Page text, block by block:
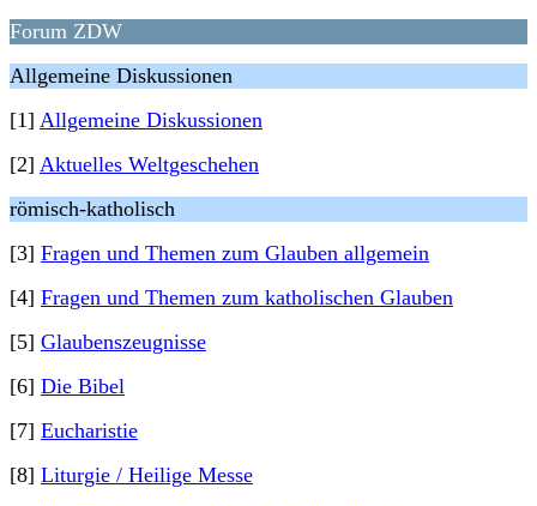
Forum ZDW
Allgemeine Diskussionen
[1] Allgemeine Diskussionen
[2] Aktuelles Weltgeschehen
römisch-katholisch
[3] Fragen und Themen zum Glauben allgemein
[4] Fragen und Themen zum katholischen Glauben
[5] Glaubenszeugnisse
[6] Die Bibel
[7] Eucharistie
[8] Liturgie / Heilige Messe